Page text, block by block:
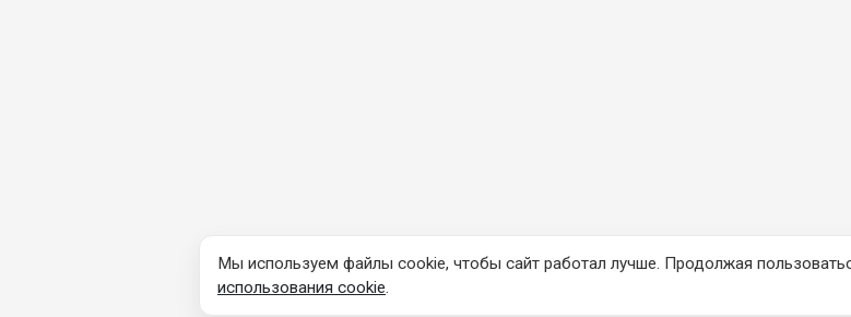
Мы используем файлы cookie, чтобы сайт работал лучше. Продолжая
использования cookie.